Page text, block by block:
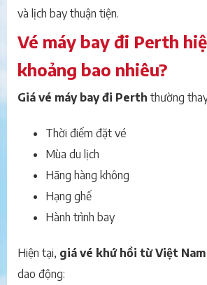
và lịch bay thuận tiện.
Vé máy bay đi Perth
khoảng bao nhiêu?
Giá vé máy bay đi Perth thường
Thời điểm đặt vé
Mùa du lịch
Hãng hàng không
Hạng ghế
Hành trình bay
Hiện tại, giá vé khứ hồi từ Việt
dao động: